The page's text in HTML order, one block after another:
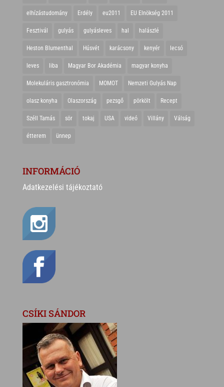
elhízástudomány Erdély eu2011 EU Elnökség 2011
Fesztivál gulyás gulyásleves hal halászlé
Heston Blumenthal Húsvét karácsony kenyér lecsó
leves liba Magyar Bor Akadémia magyar konyha
Molekuláris gasztronómia MOMOT Nemzeti Gulyás Nap
olasz konyha Olaszország pezsgő pörkölt Recept
Széll Tamás sör tokaj USA videó Villány Válság
étterem ünnep
INFORMÁCIÓ
Adatkezelési tájékoztató
CSÍKI SÁNDOR